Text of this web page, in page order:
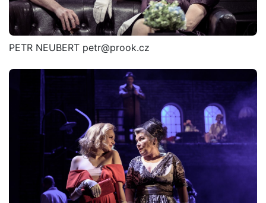
PETR NEUBERT petr@prook.cz